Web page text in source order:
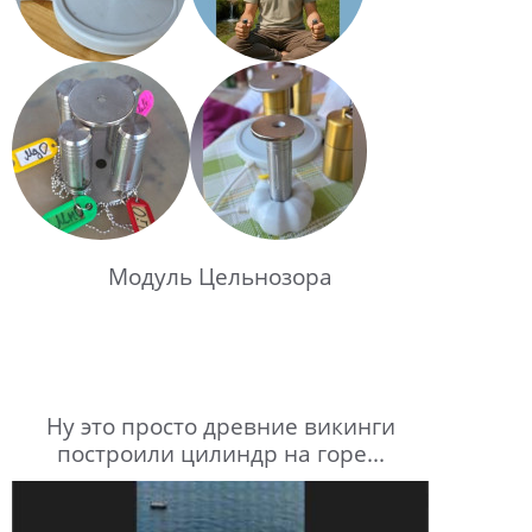
Модуль Цельнозора
Ну это просто древние викинги
построили цилиндр на горе...